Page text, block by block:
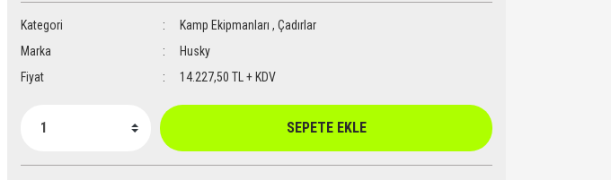
Kategori Kamp Ekipmanları , Çadırlar
Marka
Husky
Fiyat
14.227,50 TL + KDV
SEPETE EKLE